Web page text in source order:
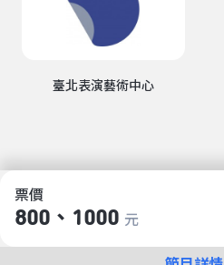
票價
800、1000 元
臺北表演藝術中心